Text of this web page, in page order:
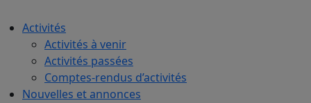
Activités
Activités à venir
Activités passées
Comptes-rendus d’activités
Nouvelles et annonces